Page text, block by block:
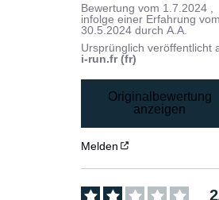
Bewertung vom 1.7.2024
infolge einer Erfahrung
30.5.2024 durchA.A.
Ursprünglich veröffentlicht
i-run.fr (fr)
Originalbewertung
anzeigen
Melden
2